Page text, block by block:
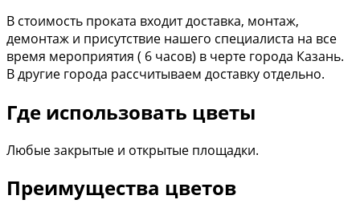
В стоимость проката входит доставка, монтаж,
демонтаж и присутствие нашего специалиста на все
время мероприятия ( 6 часов) в черте города Казань.
В другие города рассчитываем доставку отдельно.
Где использовать цветы
Любые закрытые и открытые площадки.
Преимущества цветов